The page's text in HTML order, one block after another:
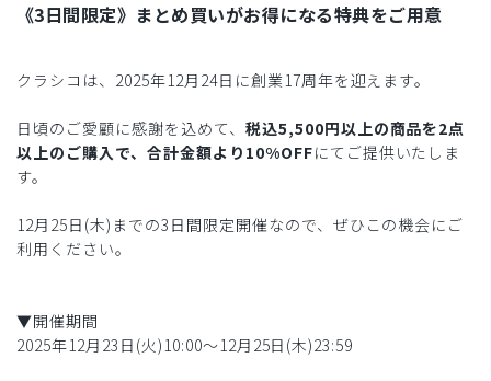
《3日間限定》まとめ買いがお得になる特典をご用意
クラシコは、2025年12月24日に創業17周年を迎えます。
日頃のご愛顧に感謝を込めて、 税込5,500円以上の商品を2点
以上のご購入で、合計金額より10%OFFにてご提供いたしま
す。
12月25日(木)までの3日間限定開催なので、ぜひこの機会にご
利用ください。
▼開催期間
2025年12月23日(火)10:00〜12月25日(木)23:59